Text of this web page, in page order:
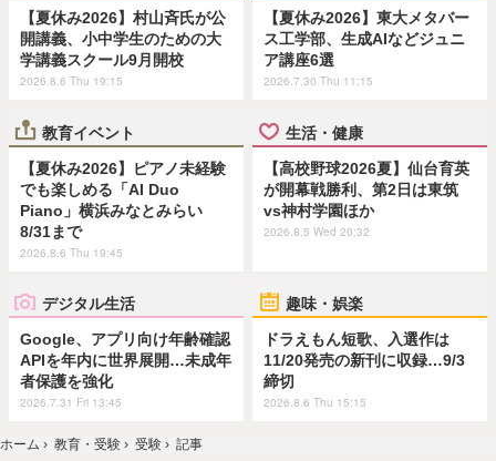
【夏休み2026】村山斉氏が公
開講義、小中学生のための大
学講義スクール9月開校
2026.8.6 Thu 19:15
【夏休み2026】東大メタバー
ス工学部、生成AIなどジュニ
ア講座6選
2026.7.30 Thu 11:15
教育イベント
【夏休み2026】ピアノ未経験
でも楽しめる「AI Duo
Piano」横浜みなとみらい
8/31まで
2026.8.6 Thu 19:45
生活・健康
【高校野球2026夏】仙台育英
が開幕戦勝利、第2日は東筑
vs神村学園ほか
2026.8.5 Wed 20:32
デジタル生活
Google、アプリ向け年齢確認
APIを年内に世界展開…未成年
者保護を強化
2026.7.31 Fri 13:45
趣味・娯楽
ドラえもん短歌、入選作は
11/20発売の新刊に収録…9/3
締切
2026.8.6 Thu 15:15
ホーム › 教育・受験 › 受験 › 記事